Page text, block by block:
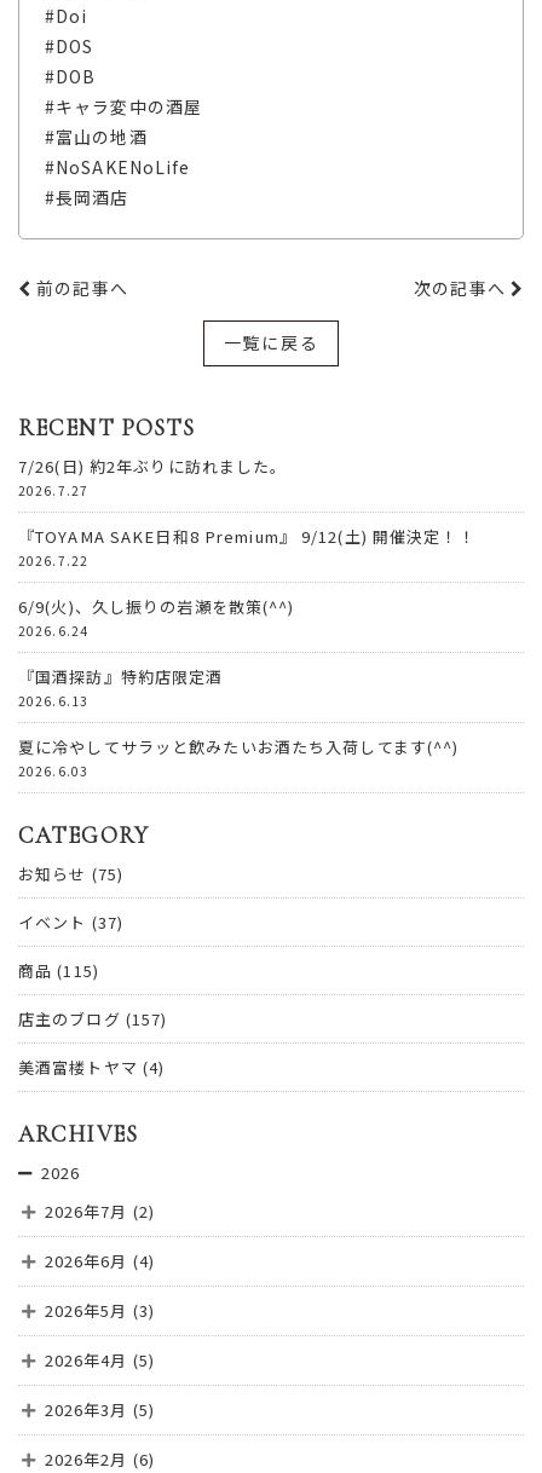
RECENT POSTS
7/26(日) 約2年ぶりに訪れました。
2026.7.27
『TOYAMA SAKE日和8 Premium』 9/12(土) 開催決定！！
2026.7.22
6/9(火)、久し振りの岩瀬を散策(^^)
2026.6.24
『国酒探訪』特約店限定酒
2026.6.13
夏に冷やしてサラッと飲みたいお酒たち入荷してます(^^)
2026.6.03
CATEGORY
お知らせ (75)
イベント (37)
商品 (115)
店主のブログ (157)
美酒富楼トヤマ (4)
ARCHIVES
2026
2026年7月 (2)
2026年6月 (4)
2026年5月 (3)
2026年4月 (5)
2026年3月 (5)
2026年2月 (6)
#Doi
#DOS
#DOB
#キャラ変中の酒屋
#富山の地酒
#NoSAKENoLife
#長岡酒店
前の記事へ 次の記事へ
一覧に戻る